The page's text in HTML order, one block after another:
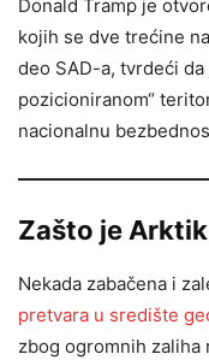
Donald Tramp je
kojih se dve trećine
deo SAD-a, tvrdeći
pozicioniranom“
nacionalnu
Zašto je
Nekada zabačena i
pretvara u središte
zbog ogromnih